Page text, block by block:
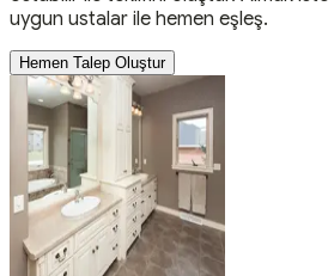
uygun ustalar ile hemen eşleş.
Hemen Talep Oluştur